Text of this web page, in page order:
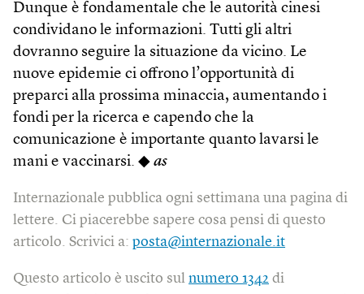
Dunque è fondamentale che le autorità cinesi
condividano le informazioni. Tutti gli altri
dovranno seguire la situazione da vicino. Le
nuove epidemie ci offrono l’opportunità di
preparci alla prossima minaccia, aumentando i
fondi per la ricerca e capendo che la
comunicazione è importante quanto lavarsi le
mani e vaccinarsi. ◆ as
Internazionale pubblica ogni settimana una pagina di
lettere. Ci piacerebbe sapere cosa pensi di questo
articolo. Scrivici a: posta@internazionale.it
Questo articolo è uscito sul numero 1342 di